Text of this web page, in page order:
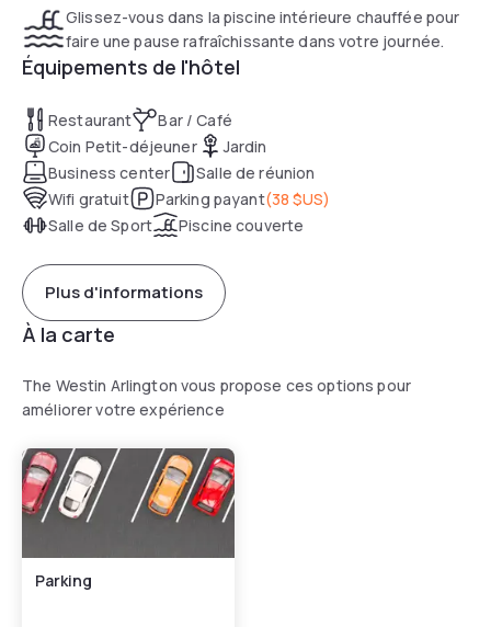
Glissez-vous dans la piscine intérieure chauffée pour
faire une pause rafraîchissante dans votre journée.
Équipements de l'hôtel
Restaurant
Bar / Café
Coin Petit-déjeuner
Jardin
Business center
Salle de réunion
Wifi gratuit
Parking payant(38 $US)
Salle de Sport
Piscine couverte
Plus d'informations
À la carte
The Westin Arlington vous propose ces options pour
améliorer votre expérience
Parking